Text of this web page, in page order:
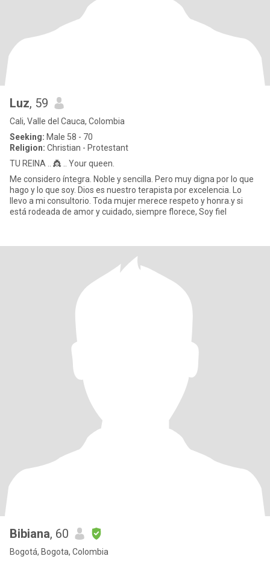
Luz, 59
Cali, Valle del Cauca, Colombia
Seeking: Male 58 - 70
Religion: Christian - Protestant
TU REINA .. 👸 .. Your queen.
Me considero íntegra. Noble y sencilla. Pero muy digna por lo que
hago y lo que soy. Dios es nuestro terapista por excelencia. Lo
llevo a mi consultorio. Toda mujer merece respeto y honra.y si
está rodeada de amor y cuidado, siempre florece, Soy fiel
Bibiana, 60
Bogotá, Bogota, Colombia